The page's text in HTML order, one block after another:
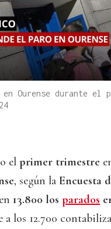
Ourense durante el
el primer trimestre
, según la Encuesta
13.800 los parados
a los 12.700